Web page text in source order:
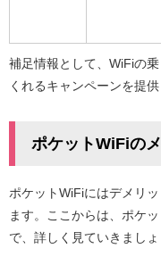
補足情報として、WiFiの
くれるキャンペーンを提
ポケットWiFiの
ポケットWiFiにはデメリ
ます。ここからは、ポケ
で、詳しく見ていきましょ